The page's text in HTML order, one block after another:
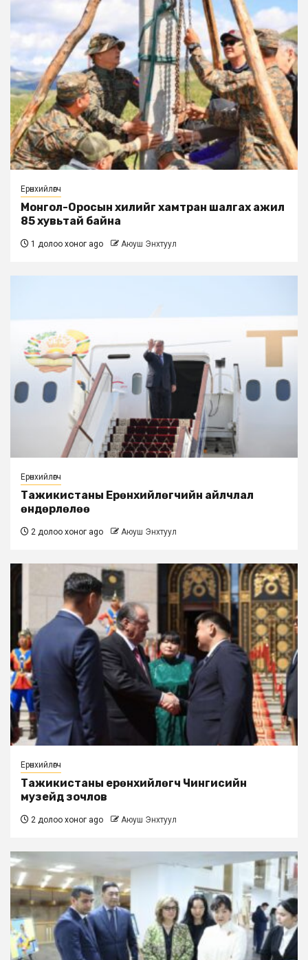
Ерөнхийлөгч
Монгол-Оросын хилийг хамтран шалгах ажил
85 хувьтай байна
1 долоо хоног ago Аюуш Энхтуул
Ерөнхийлөгч
Тажикистаны Ерөнхийлөгчийн айлчлал
өндөрлөлөө
2 долоо хоног ago Аюуш Энхтуул
Ерөнхийлөгч
Тажикистаны ерөнхийлөгч Чингисийн
музейд зочлов
2 долоо хоног ago Аюуш Энхтуул